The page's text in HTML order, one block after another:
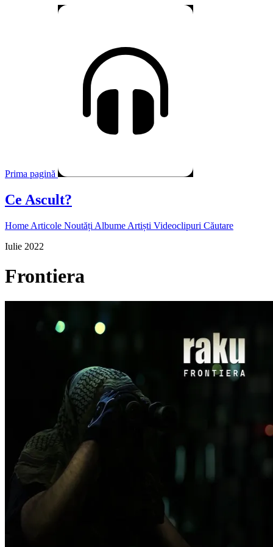
Prima pagină
Ce Ascult?
Home Articole Noutăți Albume Artiști Videoclipuri Căutare
Iulie 2022
Frontiera